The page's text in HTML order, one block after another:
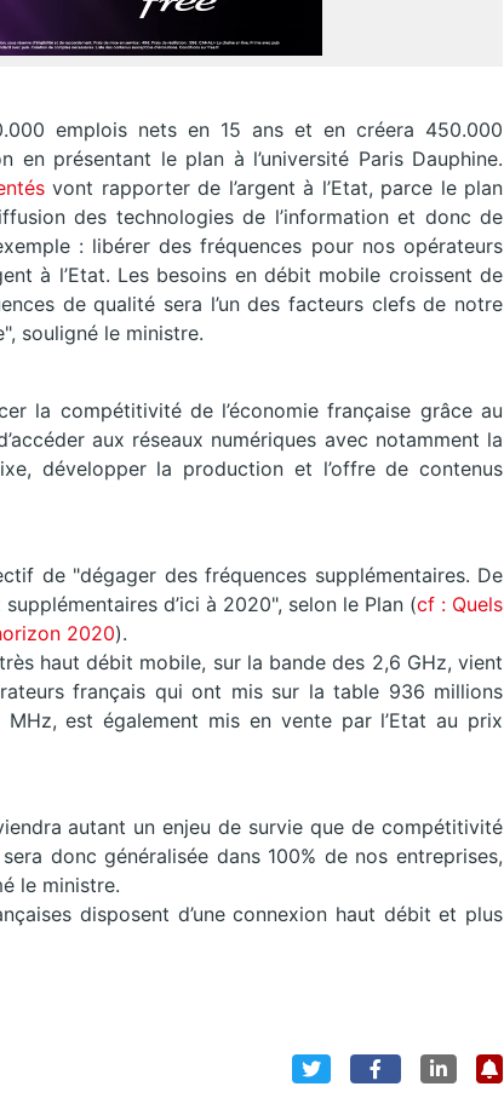
emplois nets en 15 ans et en créera 450.000
en présentant le plan à l’université Paris Dauphine.
vont rapporter de l’argent à l’Etat, parce le plan
des technologies de l’information et donc de
: libérer des fréquences pour nos opérateurs
à l’Etat. Les besoins en débit mobile croissent de
de qualité sera l’un des facteurs clefs de notre
souligné le ministre.
la compétitivité de l’économie française grâce au
aux réseaux numériques avec notamment la
développer la production et l’offre de contenus
de "dégager des fréquences supplémentaires. De
d’ici à 2020", selon le Plan (cf : Quels
2020).
haut débit mobile, sur la bande des 2,6 GHz, vient
français qui ont mis sur la table 936 millions
est également mis en vente par l’Etat au prix
autant un enjeu de survie que de compétitivité
donc généralisée dans 100% de nos entreprises,
le ministre.
disposent d’une connexion haut débit et plus